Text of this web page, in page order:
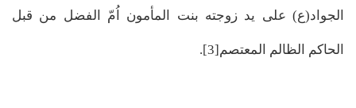
الجواد(ع) على يد زوجته بنت المأمون اُمّ الفضل من قبل
الحاكم الظالم المعتصم[3].